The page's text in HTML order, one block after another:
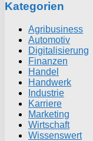
Kategorien
Agribusiness
Automotiv
Digitalisierung
Finanzen
Handel
Handwerk
Industrie
Karriere
Marketing
Wirtschaft
Wissenswert